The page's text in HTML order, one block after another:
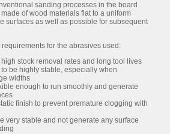
sanding processes in the board
of wood materials flat to a uniform
surfaces as well as possible for subsequent
for the abrasives used:
stock removal rates and long tool lives
be highly stable, especially when
widths
enough to run smoothly and generate
finish to prevent premature clogging with
very stable and not generate any surface